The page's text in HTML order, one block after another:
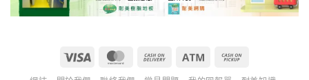
Visa MasterCardCash
Atm